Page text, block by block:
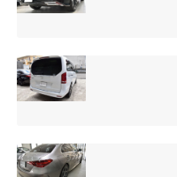
【施工事例】クラ
ウンクロスオーバ
ーの黒を輝かせ
と車内イルミネー
ション設置
2026.08.08
サンルーフ付きベ
ンツVクラス